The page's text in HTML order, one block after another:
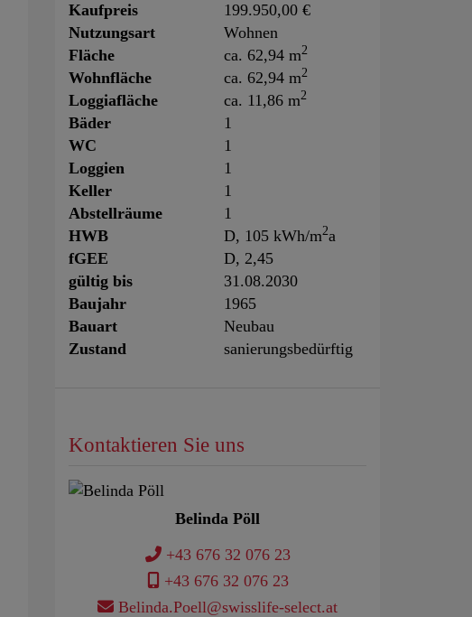
Kaufpreis
199.950,00 €
Nutzungsart
Wohnen
Fläche
ca. 62,94 m2
Wohnfläche ca. 62,94 m2
Loggiafläche ca. 11,86 m2
Bäder
1
WC
1
Loggien
1
Keller
1
Abstellräume
1
HWB
D, 105 kWh/m2a
fGEE
D, 2,45
gültig bis
31.08.2030
Baujahr
1965
Bauart
Neubau
Zustand
sanierungsbedürftig
Kontaktieren Sie uns
Belinda Pöll
+43 676 32 076 23
+43 676 32 076 23
Belinda.Poell@swisslife-select.at